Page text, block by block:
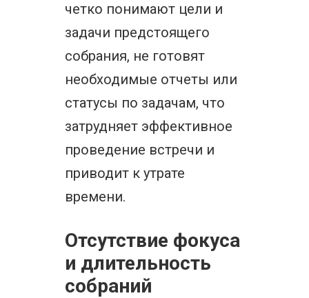
четко понимают цели и
задачи предстоящего
собрания, не готовят
необходимые отчеты или
статусы по задачам, что
затрудняет эффективное
проведение встречи и
приводит к утрате
времени.
Отсутствие фокуса
и длительность
собраний